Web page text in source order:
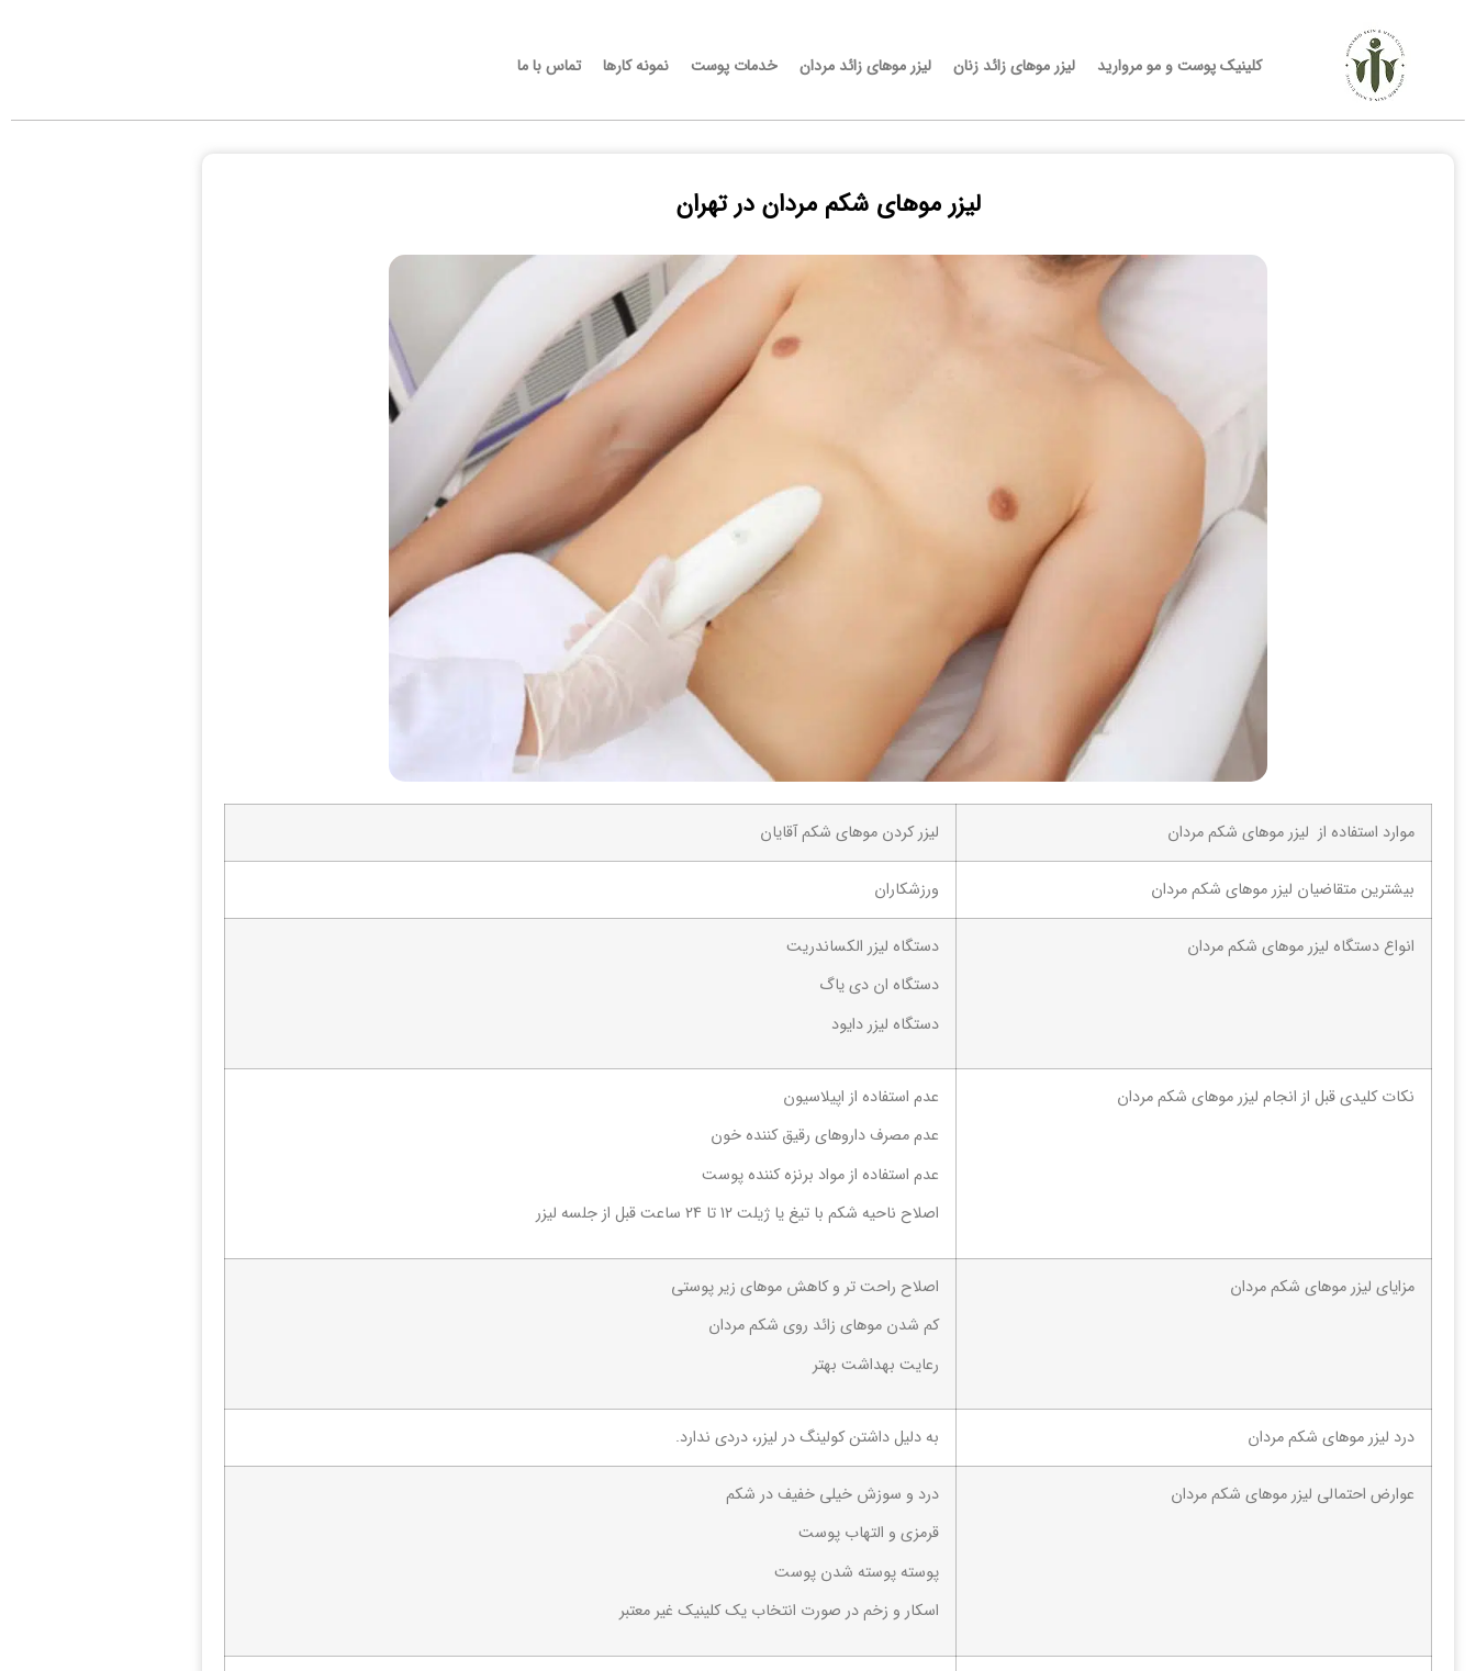
کلینیک پوست و مو مروارید لیزر موهای زائد زنان لیزر موهای زائد مردان خدمات پوست نمونه کارها تماس با ما
لیزر موهای شکم مردان در تهران
موارد استفاده از لیزر موهای شکم مردان لیزر کردن موهای شکم آقایان
بیشترین متقاضیان لیزر موهای شکم مردان ورزشکاران
انواع دستگاه لیزر موهای شکم مردان
دستگاه لیزر الکساندریت
دستگاه ان دی یاگ
دستگاه لیزر دایود
نکات کلیدی قبل از انجام لیزر موهای شکم مردان
عدم استفاده از اپیلاسیون
عدم مصرف داروهای رقیق کننده خون
عدم استفاده از مواد برنزه کننده پوست
اصلاح ناحیه شکم با تیغ یا ژیلت 12 تا 24 ساعت قبل از جلسه لیزر
مزایای لیزر موهای شکم مردان
اصلاح راحت تر و کاهش موهای زیر پوستی
کم شدن موهای زائد روی شکم مردان
رعایت بهداشت بهتر
درد لیزر موهای شکم مردان به دلیل داشتن کولینگ در لیزر، دردی ندارد.
عوارض احتمالی لیزر موهای شکم مردان
درد و سوزش خیلی خفیف در شکم
قرمزی و التهاب پوست
پوسته پوسته شدن پوست
اسکار و زخم در صورت انتخاب یک کلینیک غیر معتبر